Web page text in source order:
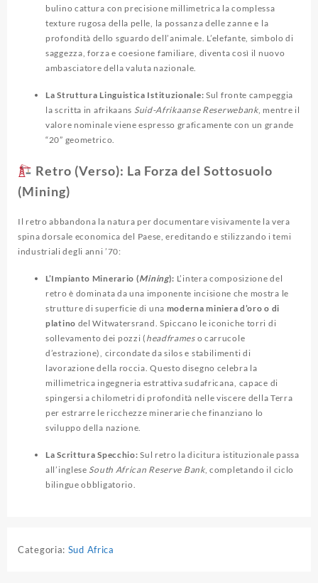
bulino cattura con precisione millimetrica la complessa
texture rugosa della pelle, la possanza delle zanne e la
profondità dello sguardo dell’animale. L’elefante, simbolo di
saggezza, forza e coesione familiare, diventa così il nuovo
ambasciatore della valuta nazionale.
La Struttura Linguistica Istituzionale: Sul fronte campeggia
la scritta in afrikaans Suid-Afrikaanse Reserwebank, mentre il
valore nominale viene espresso graficamente con un grande
“20” geometrico.
Retro (Verso): La Forza del Sottosuolo
(Mining)
Il retro abbandona la natura per documentare visivamente la vera
spina dorsale economica del Paese, ereditando e stilizzando i temi
industriali degli anni ’70:
L’Impianto Minerario (Mining): L’intera composizione del
retro è dominata da una imponente incisione che mostra le
strutture di superficie di una moderna miniera d’oro o di
platino del Witwatersrand. Spiccano le iconiche torri di
sollevamento dei pozzi ( headframeso carrucole
d’estrazione), circondate da silos e stabilimenti di
lavorazione della roccia. Questo disegno celebra la
millimetrica ingegneria estrattiva sudafricana, capace di
spingersi a chilometri di profondità nelle viscere della Terra
per estrarre le ricchezze minerarie che finanziano lo
sviluppo della nazione.
La Scrittura Specchio: Sul retro la dicitura istituzionale passa
all’inglese South African Reserve Bank, completando il ciclo
bilingue obbligatorio.
Categoria: Sud Africa